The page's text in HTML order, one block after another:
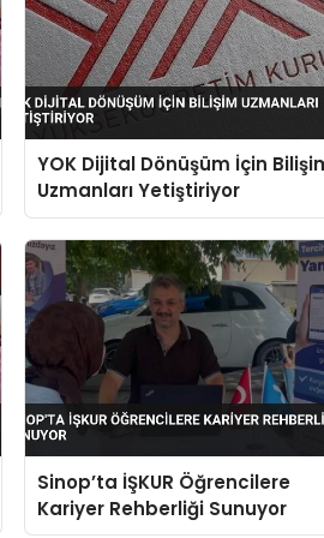
YOK Dijital Dönüşüm İçin
Uzmanları Yetiştiriyor
Sinop’ta İŞKUR Öğrencilere
Kariyer Rehberliği Sunuyor